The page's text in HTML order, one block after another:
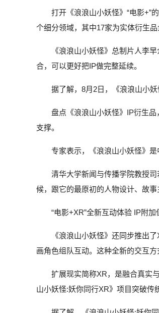
打开《浪浪山小妖怪》“电影+”
个细分领域，其中17家为实体衍生品
《浪浪山小妖怪》总制片人李
合，可以更好把IP做完整延续。
据了解，8月2日，《浪浪山小
盘点《浪浪山小妖怪》IP衍生
支撑。
专家表示，《浪浪山小妖怪》是
清华大学新闻与传播学院教授
候，跟它的最原初的人物设计、故
“电影+XR”全新互动体验 IP附加
《浪浪山小妖怪》还同步推出
画角色组队互动。这种全新的交互方
扩展现实简称XR，是融合真实
山小妖怪:妖你同行XR》项目突破传